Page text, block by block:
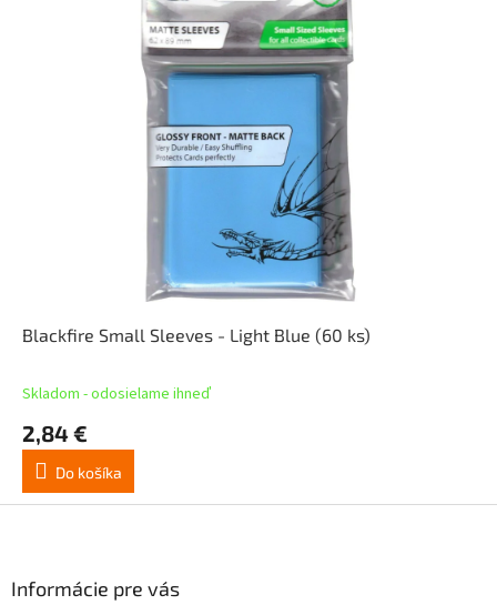
Blackfire Small Sleeves - Light Blue (60 ks)
Skladom - odosielame ihneď
2,84 €
Do košíka
Informácie pre vás